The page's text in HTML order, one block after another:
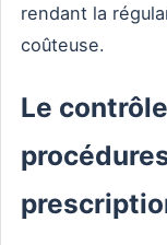
rendant la
coûteuse.
Le